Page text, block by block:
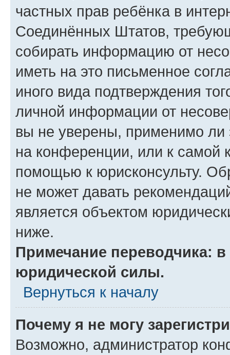
частных прав ребёнка в
Соединённых Штатов,
собирать информацию от
иметь на это письменное
иного вида подтверждения
личной информации от
вы не уверены, применимо ли
на конференции, или к самой
помощью к юрисконсульту.
не может давать
является объектом
ниже.
Примечание переводчика:
юридической силы.
Вернуться к началу
Почему я не могу
Возможно, администратор